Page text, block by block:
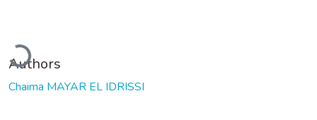
Authors
Chaima MAYAR EL IDRISSI